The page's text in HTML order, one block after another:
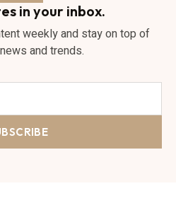
in your inbox.
weekly and stay on top of
and trends.